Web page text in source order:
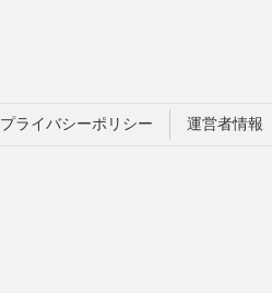
プライバシーポリシー 運営者情報